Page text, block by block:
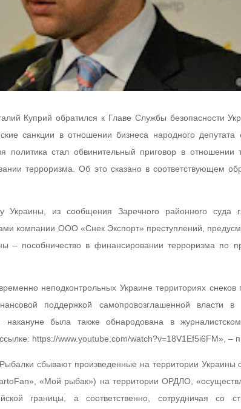
Куприй обратился к Главе Службы безопасности
санкции в отношении бизнеса народного
политика стал обвинительный приговор в отношении
терроризма. Об это сказано в соответствующем
Украины, из сообщения Заречного районного суда
компании ООО «Снек Экспорт» преступлений,
– пособничество в финансировании терроризма по
неподконтрольных Украине территориях
поддержкой самопровозглашенной власти в
накануне была также обнародована в
https://www.youtube.com/watch?v=18V1Ef5i6FM», –
сбывают произведенные на территории Украины
«Мой рыбак») на территории ОРДЛО,
границы, а соответственно, сотрудничая со